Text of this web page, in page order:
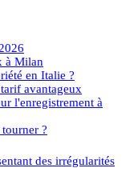
à Milan
en Italie ?
avantageux
l'enregistrement à
?
des irrégularités